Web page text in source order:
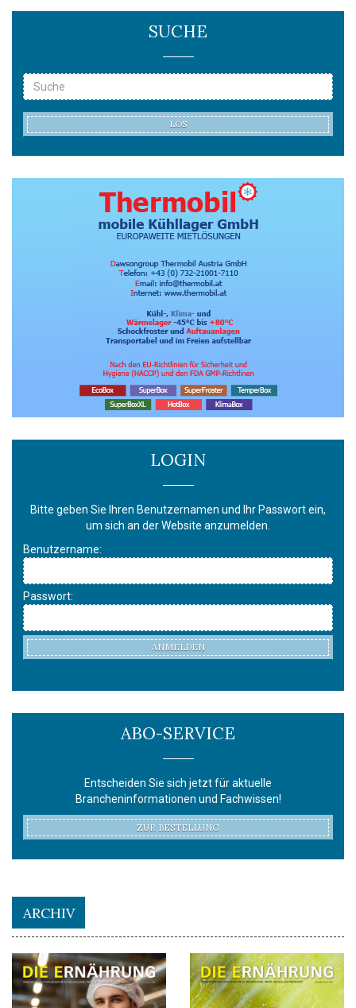
SUCHE
LOS
LOGIN
Bitte geben Sie Ihren Benutzernamen und Ihr Passwort ein,
um sich an der Website anzumelden.
Benutzername:
Passwort:
ANMELDEN
ABO-SERVICE
Entscheiden Sie sich jetzt für aktuelle
Brancheninformationen und Fachwissen!
ZUR BESTELLUNG
ARCHIV